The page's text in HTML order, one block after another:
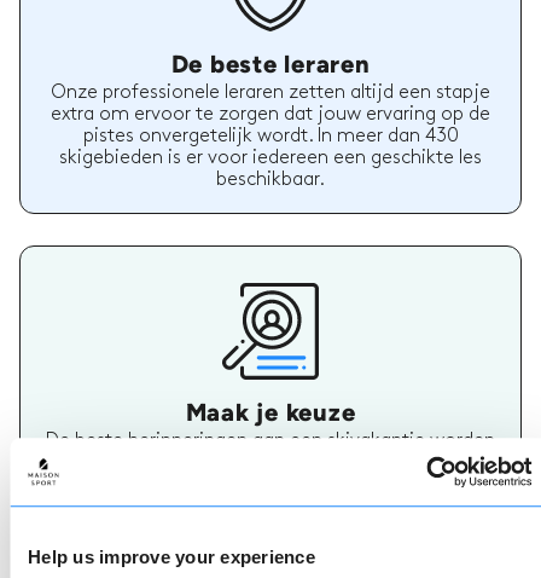
Help us improve your experience
De beste leraren
Onze professionele leraren zetten altijd een stapje
extra om ervoor te zorgen dat jouw ervaring op de
pistes onvergetelijk wordt. In meer dan 430
skigebieden is er voor iedereen een geschikte les
beschikbaar.
Maak je keuze
De beste herinneringen aan een skivakantie worden
op de pistes gemaakt, dus het is belangrijk om de
juiste ski- of snowboardleraar te hebben. Vind
vandaag nog jouw skileraar.